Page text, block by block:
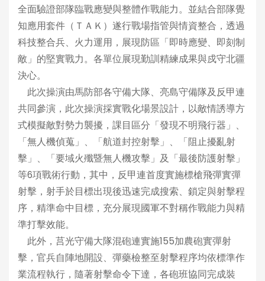
全面驗證部隊臨戰應變與整體作戰能力。並結合部隊覺
知應用套件（ＴＡＫ）遂行戰場指管與情資整合，透過
科技整合兵、火力運用，展現防區「即時應變、即刻制
敵」的堅實戰力。各單位展現勤訓精練成果與戍守北疆
決心。
此次操演由馬防部各守備大隊、亮島守備隊及反甲連
共同參演，此次操演採實戰化場景設計，以敵情誘導方
式模擬敵對勢力襲擾，課目區分「發現不明飛行器」、
「無人機偵蒐」、「航道封控射擊」、「阻止擾亂射
擊」、「要域火殲暨無人機攻擊」及「最後防護射擊」
等6項戰術行動，其中，反甲連首度實施標槍飛彈實彈
射擊，射手於目標出現後迅速完成搜索、鎖定與射擊程
序，精準命中目標，充分展現國軍不對稱作戰能力與精
準打擊效能。
此外，莒光守備大隊混砲連實施155加農砲實彈射
擊，官兵自陣地開設、彈藥檢整至射擊程序均依標準作
業流程執行，隨著射擊命令下達，各砲班協同完成裝